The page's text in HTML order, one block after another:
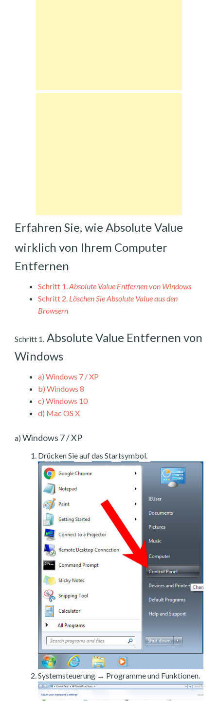
Erfahren Sie, wie Absolute Value
wirklich von Ihrem Computer
Entfernen
Schritt 1.Absolute Value Entfernen von Windows
Schritt 2. Löschen Sie Absolute Value aus den
Browsern
Schritt 1. Absolute Value Entfernen von
Windows
a) Windows 7 / XP
b) Windows 8
c) Windows 10
d) Mac OS X
a) Windows 7 / XP
Drücken Sie auf das Startsymbol.
Systemsteuerung → Programme und Funktionen.